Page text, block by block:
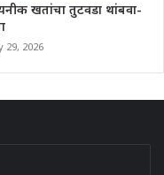
खतांचा तुटवडा थांबवा-
29, 2026